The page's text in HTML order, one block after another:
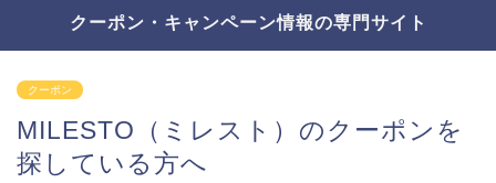
クーポン・キャンペーン情報の専門サイト
クーポン
MILESTO（ミレスト）のクーポンを
探している方へ